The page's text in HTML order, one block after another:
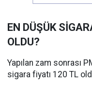
EN DÜŞÜK
OLDU?
Yapılan zam sonrası
sigara fiyatı 120 TL